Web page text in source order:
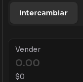
Intercambiar
Vender
$0